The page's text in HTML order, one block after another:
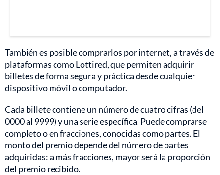
También es posible comprarlos por internet, a través de
plataformas como Lottired, que permiten adquirir
billetes de forma segura y práctica desde cualquier
dispositivo móvil o computador.
Cada billete contiene un número de cuatro cifras (del
0000 al 9999) y una serie específica. Puede comprarse
completo o en fracciones, conocidas como partes. El
monto del premio depende del número de partes
adquiridas: a más fracciones, mayor será la proporción
del premio recibido.